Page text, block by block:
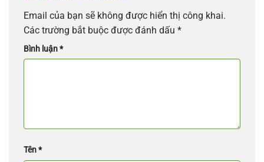
Email của bạn sẽ không được hiển thị công khai.
Các trường bắt buộc được đánh dấu *
Bình luận*
Tên*